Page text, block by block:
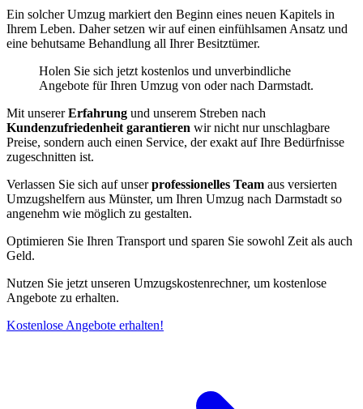
Ein solcher Umzug markiert den Beginn eines neuen Kapitels in
Ihrem Leben. Daher setzen wir auf einen einfühlsamen Ansatz und
eine behutsame Behandlung all Ihrer Besitztümer.
Holen Sie sich jetzt kostenlos und unverbindliche
Angebote für Ihren Umzug von oder nach Darmstadt.
Mit unsererErfahrung und unserem Streben nach
Kundenzufriedenheit garantieren wir nicht nur unschlagbare
Preise, sondern auch einen Service, der exakt auf Ihre Bedürfnisse
zugeschnitten ist.
Verlassen Sie sich auf unserprofessionelles Team aus versierten
Umzugshelfern aus Münster, um Ihren Umzug nach Darmstadt so
angenehm wie möglich zu gestalten.
Optimieren Sie Ihren Transport und sparen Sie sowohl Zeit als auch
Geld.
Nutzen Sie jetzt unseren Umzugskostenrechner, um kostenlose
Angebote zu erhalten.
Kostenlose Angebote erhalten!